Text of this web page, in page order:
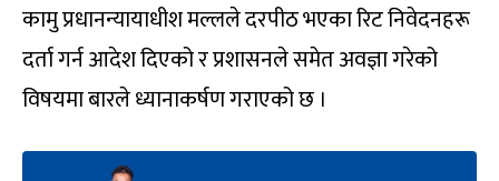
कामु प्रधानन्यायाधीश मल्लले दरपीठ भएका रिट निवेदनहरू
दर्ता गर्न आदेश दिएको र प्रशासनले समेत अवज्ञा गरेको
विषयमा बारले ध्यानाकर्षण गराएको छ ।